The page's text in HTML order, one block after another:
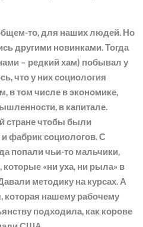
то, для наших людей. Но
другими новинками. Тогда
– редкий хам) побывал у
что у них социология
в том числе в экономике,
в капитале.
стране чтобы были
фабрик социологов. С
попали чьи-то мальчики,
«ни уха, ни рыла» в
методику на курсах. А
которая нашему рабочему
подходила, как корове